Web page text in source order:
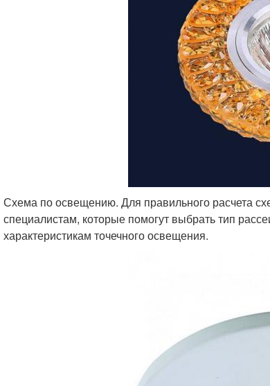
Схема по освещению. Для правильного расчета
специалистам, которые помогут выбрать тип
характеристикам точечного освещения.